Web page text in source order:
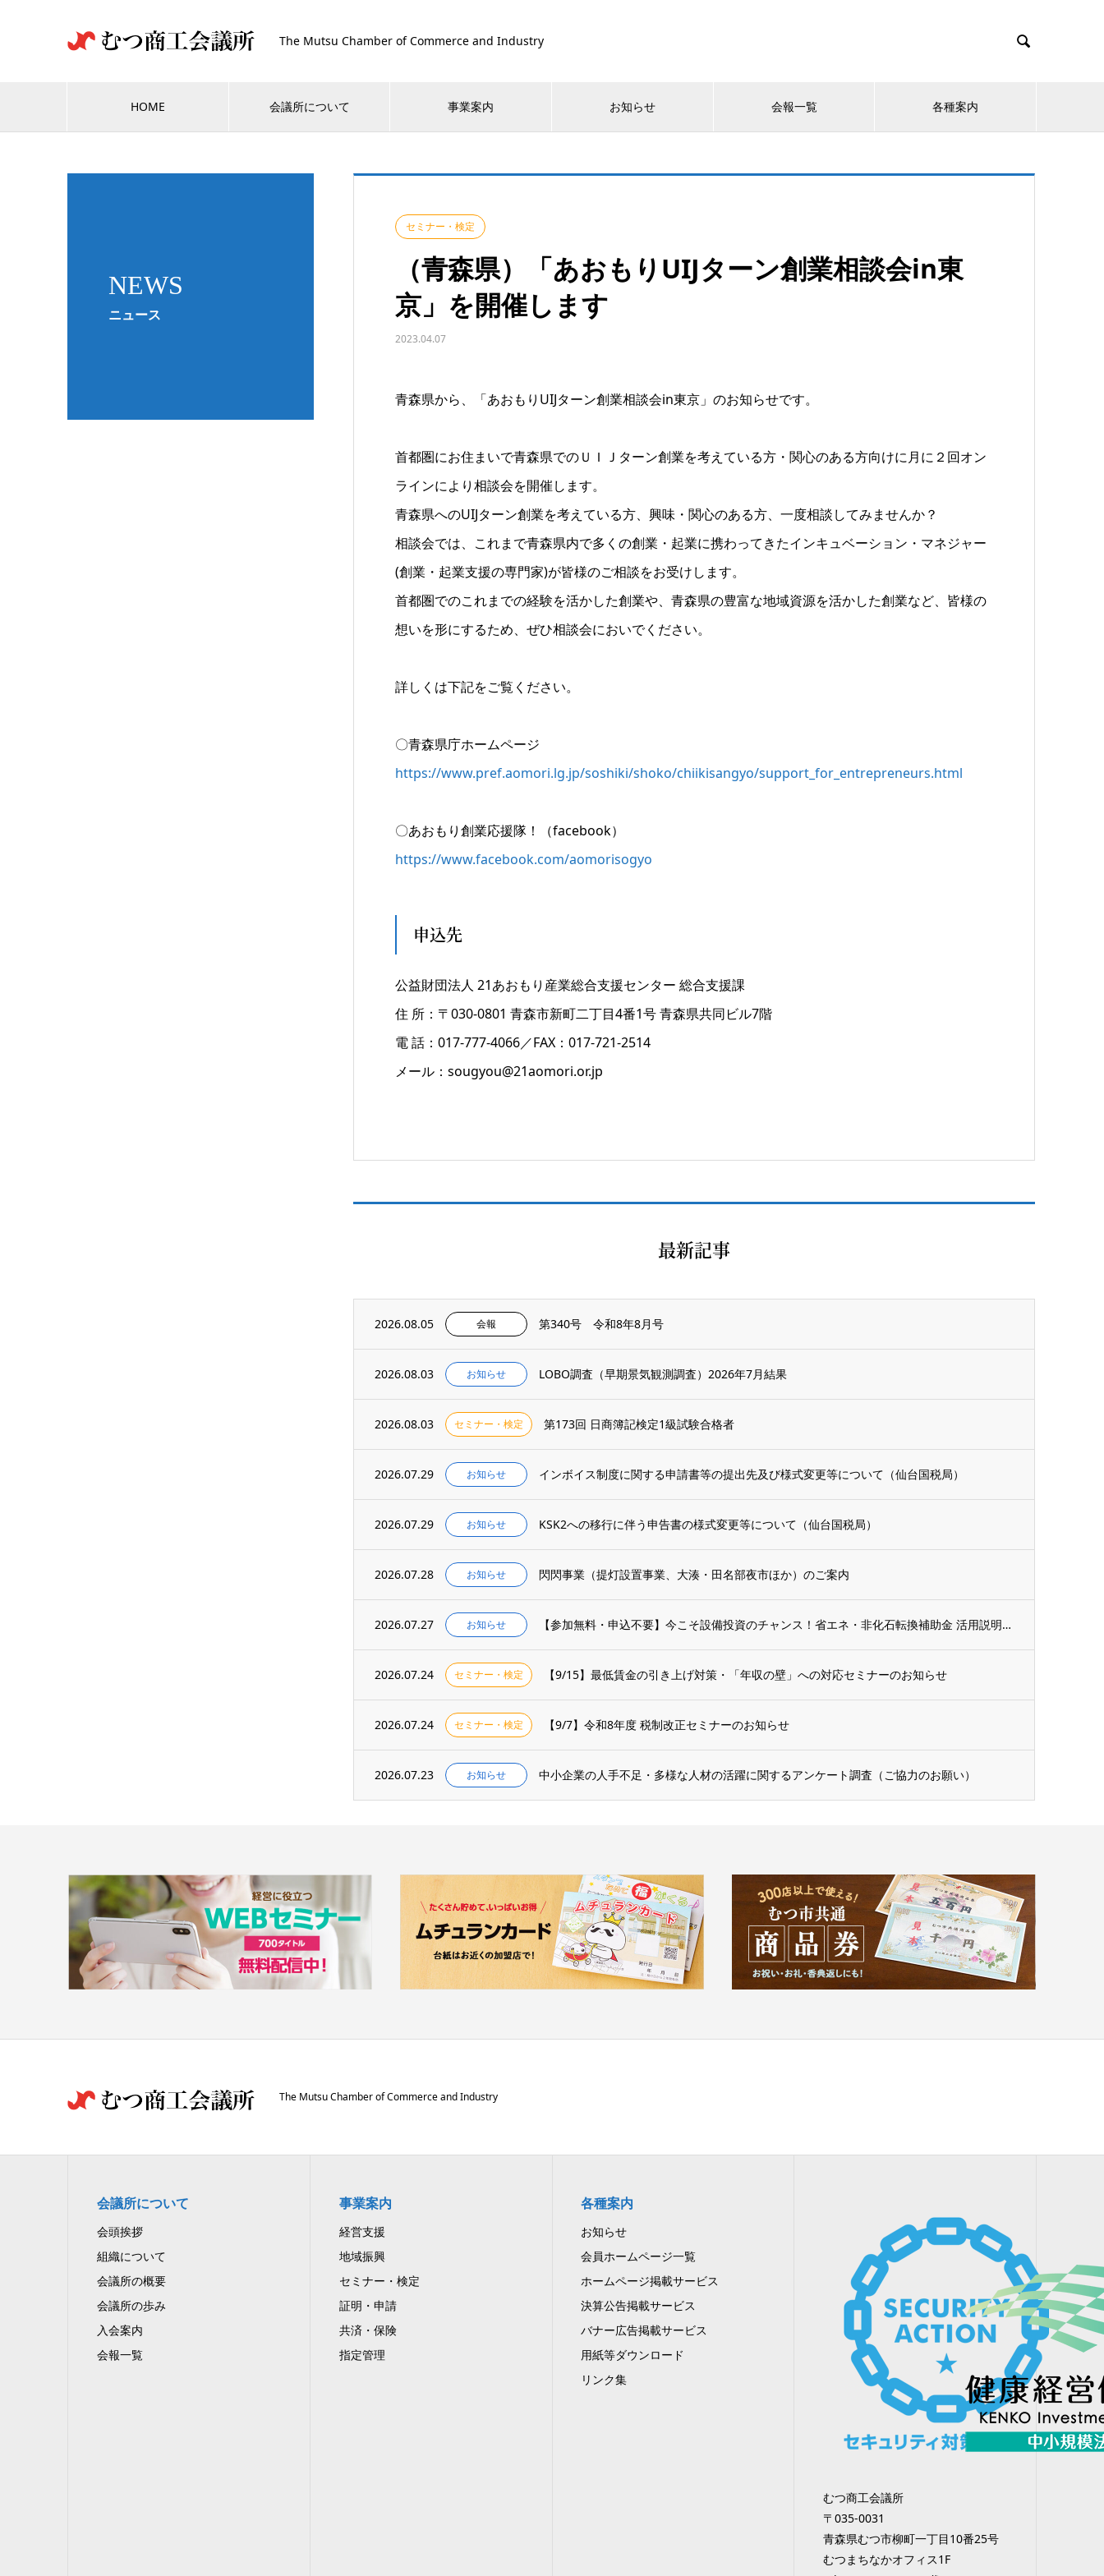
The Mutsu Chamber of Commerce and Industry 
HOME 会議所について 事業案内 お知らせ 会報一覧 各種案内
NEWS
ニュース
セミナー・検定
（青森県）「あおもりUIJターン創業相談会in東
京」を開催します
2023.04.07
青森県から、「あおもりUIJターン創業相談会in東京」のお知らせです。
首都圏にお住まいで青森県でのＵＩＪターン創業を考えている方・関心のある方向けに月に２回オン
ラインにより相談会を開催します。
青森県へのUIJターン創業を考えている方、興味・関心のある方、一度相談してみませんか？
相談会では、これまで青森県内で多くの創業・起業に携わってきたインキュベーション・マネジャー
(創業・起業支援の専門家)が皆様のご相談をお受けします。
首都圏でのこれまでの経験を活かした創業や、青森県の豊富な地域資源を活かした創業など、皆様の
想いを形にするため、ぜひ相談会においでください。
詳しくは下記をご覧ください。
〇青森県庁ホームページ
https://www.pref.aomori.lg.jp/soshiki/shoko/chiikisangyo/support_for_entrepreneurs.html
〇あおもり創業応援隊！（facebook）
https://www.facebook.com/aomorisogyo
申込先
公益財団法人 21あおもり産業総合支援センター 総合支援課
住 所：〒030-0801 青森市新町二丁目4番1号 青森県共同ビル7階
電 話：017-777-4066／FAX：017-721-2514
メール：sougyou@21aomori.or.jp
最新記事
2026.08.05 会報 第340号 令和8年8月号
2026.08.03 お知らせ LOBO調査（早期景気観測調査）2026年7月結果
2026.08.03 セミナー・検定 第173回 日商簿記検定1級試験合格者
2026.07.29 お知らせ インボイス制度に関する申請書等の提出先及び様式変更等について（仙台国税局）
2026.07.29 お知らせ KSK2への移行に伴う申告書の様式変更等について（仙台国税局）
2026.07.28 お知らせ 閃閃事業（提灯設置事業、大湊・田名部夜市ほか）のご案内
2026.07.27 お知らせ 【参加無料・申込不要】今こそ設備投資のチャンス！省エネ・非化石転換補助金 活用説明会開...
2026.07.24 セミナー・検定 【9/15】最低賃金の引き上げ対策・「年収の壁」への対応セミナーのお知らせ
2026.07.24 セミナー・検定 【9/7】令和8年度 税制改正セミナーのお知らせ
2026.07.23 お知らせ 中小企業の人手不足・多様な人材の活躍に関するアンケート調査（ご協力のお願い）
The Mutsu Chamber of Commerce and Industry
会議所について
会頭挨拶
組織について
会議所の概要
会議所の歩み
入会案内
会報一覧
事業案内
経営支援
地域振興
セミナー・検定
証明・申請
共済・保険
指定管理
各種案内
お知らせ
会員ホームページ一覧
ホームページ掲載サービス
決算公告掲載サービス
バナー広告掲載サービス
用紙等ダウンロード
リンク集
むつ商工会議所
〒035-0031
青森県むつ市柳町一丁目10番25号
むつまちなかオフィス1F